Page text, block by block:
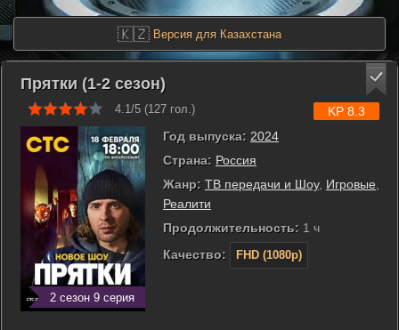
🇰🇿 Версия для Казахстана
Прятки (1-2 сезон)
4.1/5 (127 гол.)
2 сезон 9 серия
Год выпуска: 2024
Страна: Россия
Жанр: ТВ передачи и Шоу, Игровые
Реалити
Продолжительность: 1 ч
Качество:
FHD (1080p)
KP 8.3